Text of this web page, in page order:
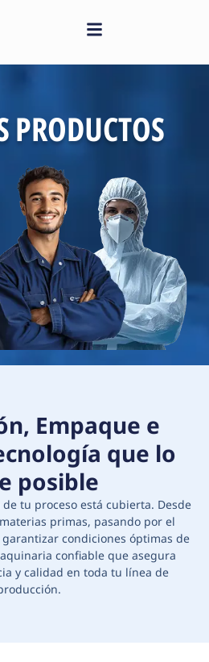
PRODUCTOS
Empaque e
que lo
posible
de tu proceso está cubierta. Desde
primas, pasando por el
condiciones óptimas de
confiable que asegura
y calidad en toda tu línea de